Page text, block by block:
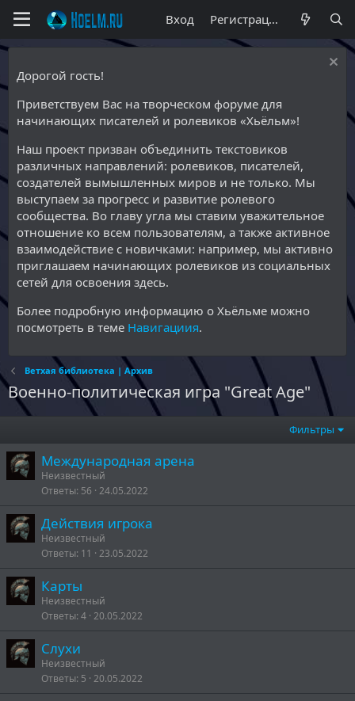
Вход Регистрация
Дорогой гость!
Приветствуем Вас на творческом форуме для
начинающих писателей и ролевиков «Хьёльм»!
Наш проект призван объединить текстовиков
различных направлений: ролевиков, писателей,
создателей вымышленных миров и не только. Мы
выступаем за прогресс и развитие ролевого
сообщества. Во главу угла мы ставим уважительное
отношение ко всем пользователям, а также активное
взаимодействие с новичками: например, мы активно
приглашаем начинающих ролевиков из социальных
сетей для освоения здесь.
Более подробную информацию о Хьёльме можно
посмотреть в теме Навигациия.
Ветхая библиотека | Архив
Военно-политическая игра "Great Age"
Фильтры
Международная арена
Неизвестный
Ответы 56 24.05.2022
Действия игрока
Неизвестный
Ответы 11 23.05.2022
Карты
Неизвестный
Ответы 4 20.05.2022
Слухи
Неизвестный
Ответы 5 20.05.2022